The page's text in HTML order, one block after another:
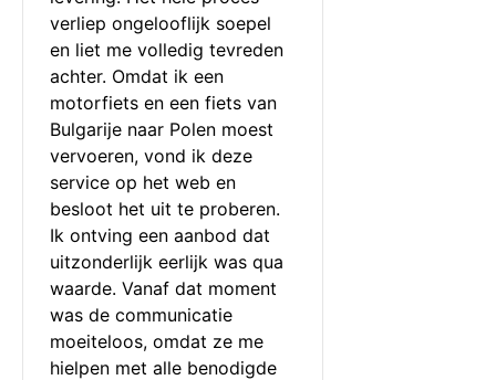
verliep ongelooflijk soepel
en liet me volledig tevreden
achter. Omdat ik een
motorfiets en een fiets van
Bulgarije naar Polen moest
vervoeren, vond ik deze
service op het web en
besloot het uit te proberen.
Ik ontving een aanbod dat
uitzonderlijk eerlijk was qua
waarde. Vanaf dat moment
was de communicatie
moeiteloos, omdat ze me
hielpen met alle benodigde